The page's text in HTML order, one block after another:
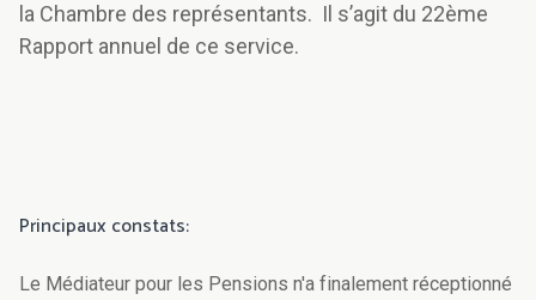
la Chambre des représentants. Il s’agit du 22ème
Rapport annuel de ce service.
Principaux constats:
Le Médiateur pour les Pensions n'a finalement réceptionné